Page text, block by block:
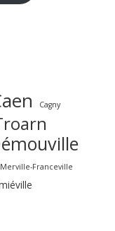
Cagny
Merville-Franceville